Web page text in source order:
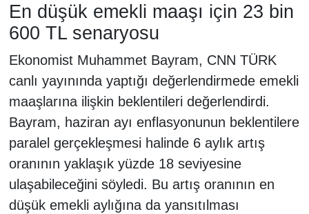
En düşük emekli maaşı için 23 bin
600 TL senaryosu
Ekonomist Muhammet Bayram, CNN TÜRK
canlı yayınında yaptığı değerlendirmede emekli
maaşlarına ilişkin beklentileri değerlendirdi.
Bayram, haziran ayı enflasyonunun beklentilere
paralel gerçekleşmesi halinde 6 aylık artış
oranının yaklaşık yüzde 18 seviyesine
ulaşabileceğini söyledi. Bu artış oranının en
düşük emekli aylığına da yansıtılması